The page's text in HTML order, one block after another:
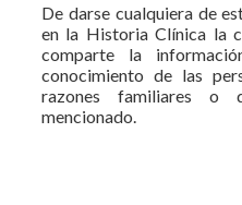
De darse cualquiera de
en la Historia Clínica la
comparte la
conocimiento de las
razones familiares o
mencionado.